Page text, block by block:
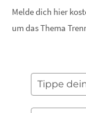
Melde dich hier
um das Thema